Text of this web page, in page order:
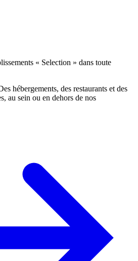
« Selection » dans toute
hébergements, des restaurants et des
au sein ou en dehors de nos